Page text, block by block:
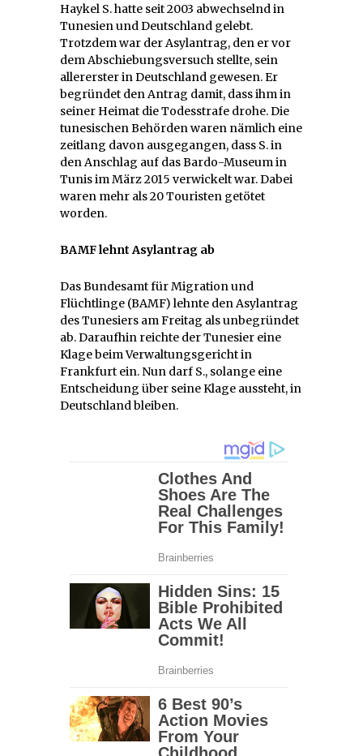
Haykel S. hatte seit 2003 abwechselnd in
Tunesien und Deutschland gelebt.
Trotzdem war der Asylantrag, den er vor
dem Abschiebungsversuch stellte, sein
allererster in Deutschland gewesen. Er
begründet den Antrag damit, dass ihm in
seiner Heimat die Todesstrafe drohe. Die
tunesischen Behörden waren nämlich eine
zeitlang davon ausgegangen, dass S. in
den Anschlag auf das Bardo-Museum in
Tunis im März 2015 verwickelt war. Dabei
waren mehr als 20 Touristen getötet
worden.
BAMF lehnt Asylantrag ab
Das Bundesamt für Migration und
Flüchtlinge (BAMF) lehnte den Asylantrag
des Tunesiers am Freitag als unbegründet
ab. Daraufhin reichte der Tunesier eine
Klage beim Verwaltungsgericht in
Frankfurt ein. Nun darf S., solange eine
Entscheidung über seine Klage aussteht, in
Deutschland bleiben.